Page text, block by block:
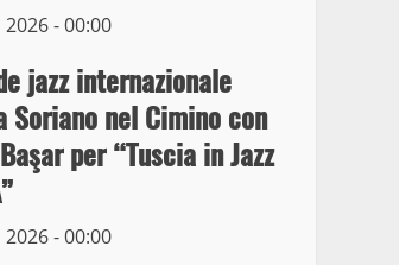
- 00:00
jazz internazionale
Soriano nel Cimino con
per “Tuscia in Jazz
- 00:00
5
Prorogata la mostra dei
bozzetti di Michelangelo
Buonarroti ospitata al
Museo dei Portici
19 Gennaio 2023
trasferimento capolinea al